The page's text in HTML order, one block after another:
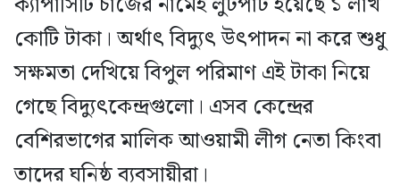
কোটি টাকা। অর্থাৎ বিদ্যুৎ উৎপাদন না করে শুধু
সক্ষমতা দেখিয়ে বিপুল পরিমাণ এই টাকা নিয়ে
গেছে বিদ্যুৎকেন্দ্রগুলো। এসব কেন্দ্রের
বেশিরভাগের মালিক আওয়ামী লীগ নেতা কিংবা
তাদের ঘনিষ্ঠ ব্যবসায়ীরা।